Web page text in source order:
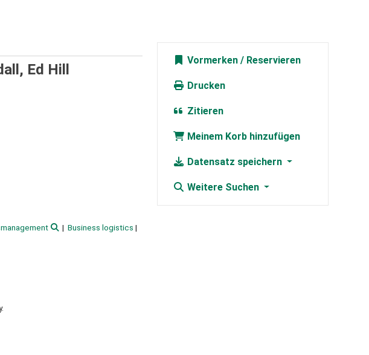
Ed Hill
Business logistics
Vormerken
Drucken
Zitieren
Meinem Korb hinzufügen
Datensatz speichern
Weitere Suchen